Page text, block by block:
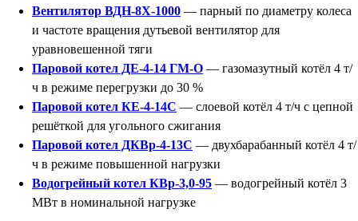
Вентилятор ВДН-8Х-1000 — парный по диаметру колеса
и частоте вращения дутьевой вентилятор для
уравновешенной тяги
Паровой котел ДЕ-4-14 ГМ-О — газомазутный котёл 4 т/
ч в режиме перегрузки до 30 %
Паровой котел КЕ-4-14С — слоевой котёл 4 т/ч с цепной
решёткой для угольного сжигания
Паровой котел ДКВр-4-13С — двухбарабанный котёл 4 т/
ч в режиме повышенной нагрузки
Водогрейный котел КВр-3,0-95 — водогрейный котёл 3
МВт в номинальной нагрузке